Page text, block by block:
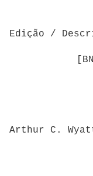
Edição /
Arthur C.